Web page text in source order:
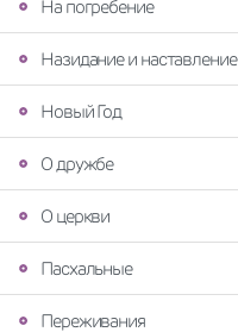
На погребение
Назидание и наставление
Новый Год
О дружбе
О церкви
Пасхальные
Переживания